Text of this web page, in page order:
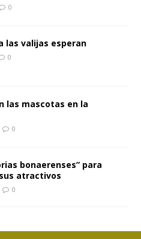
0
las valijas esperan
0
las mascotas en la
0
bonaerenses” para
atractivos
0